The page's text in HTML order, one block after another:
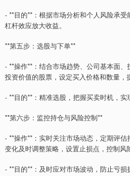
- **目的**：根据市场分析和个人风险承
杠杆效应放大收益。
**第五步：选股与下单**
- **操作**：结合市场趋势、公司基本面
投资价值的股票，设定买入价格和数量，
- **目的**：精准选股，把握买卖时机，实
**第六步：监控持仓与风险控制**
- **操作**：实时关注市场动态，定期评
变化及时调整策略，设置止损点，控制风
- **目的**：及时应对市场波动，防止亏损